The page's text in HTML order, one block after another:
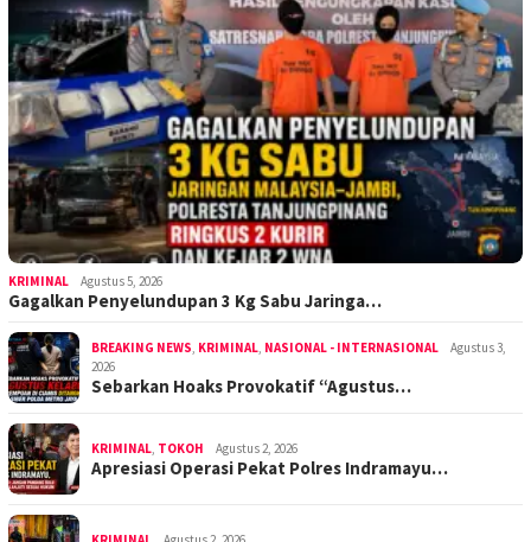
KRIMINAL Agustus 5, 2026
Gagalkan Penyelundupan 3 Kg Sabu Jaringa…
BREAKING NEWS, KRIMINAL, NASIONAL - INTERNASIONAL
Agustus 3,
2026
Sebarkan Hoaks Provokatif “Agustus…
KRIMINAL, TOKOH Agustus 2, 2026
Apresiasi Operasi Pekat Polres Indramayu…